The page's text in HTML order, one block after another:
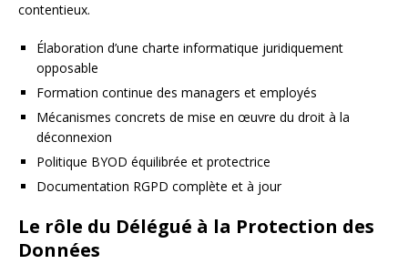
contentieux.
Élaboration d’une charte informatique juridiquement
opposable
Formation continue des managers et employés
Mécanismes concrets de mise en œuvre du droit à la
déconnexion
Politique BYOD équilibrée et protectrice
Documentation RGPD complète et à jour
Le rôle du Délégué à la Protection des
Données